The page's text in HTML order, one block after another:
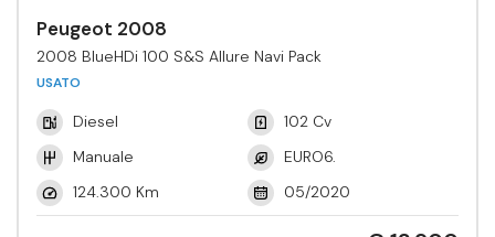
Peugeot 2008
2008 BlueHDi 100 S&S Allure Navi Pack
USATO
Diesel
102 Cv
Manuale
EURO6.
124.300 Km
05/2020